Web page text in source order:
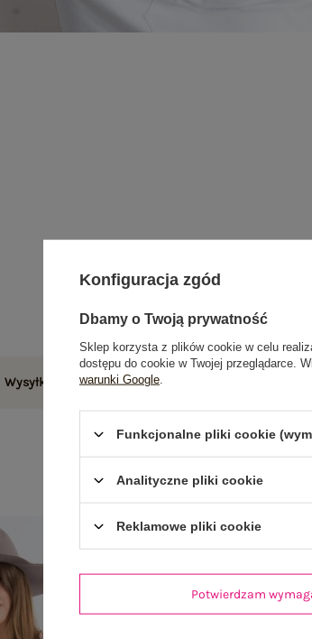
Wysyłka i dostawa Zwroty i reklamacje
Konfiguracja zgód
Dbamy o Twoją prywatność
Sklep korzysta z plików cookie w celu
dostępu do cookie w Twojej przeglądarce.
warunki Google
Funkcjonalne pliki cookie
Analityczne pliki cookie
Reklamowe pliki cookie
Potwierdzam